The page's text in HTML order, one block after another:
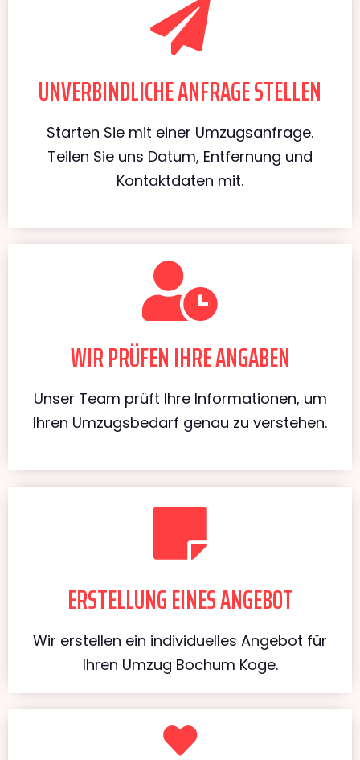
UNVERBINDLICHE ANFRAGE STELLEN
Starten Sie mit einer Umzugsanfrage.
Teilen Sie uns Datum, Entfernung und
Kontaktdaten mit.
WIR PRÜFEN IHRE ANGABEN
Unser Team prüft Ihre Informationen, um
Ihren Umzugsbedarf genau zu verstehen.
ERSTELLUNG EINES ANGEBOT
Wir erstellen ein individuelles Angebot für
Ihren Umzug Bochum Koge.